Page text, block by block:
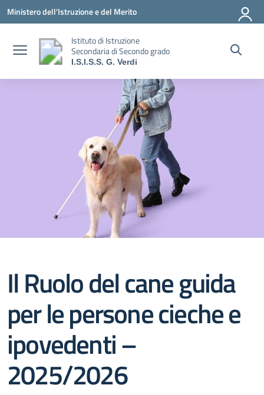
Vai ai contenuti
Vai al menu di navigazione
Vai al footer
Ministero dell'Istruzione e del Merito
Istituto di Istruzione
Secondaria di Secondo grado
I.S.I.S.S. G. Verdi
Il Ruolo del cane guida
per le persone cieche e
ipovedenti –
2025/2026